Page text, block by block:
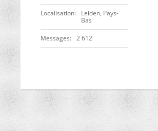
Localisation
Leiden, Pays-
Bas
Messages 2 612